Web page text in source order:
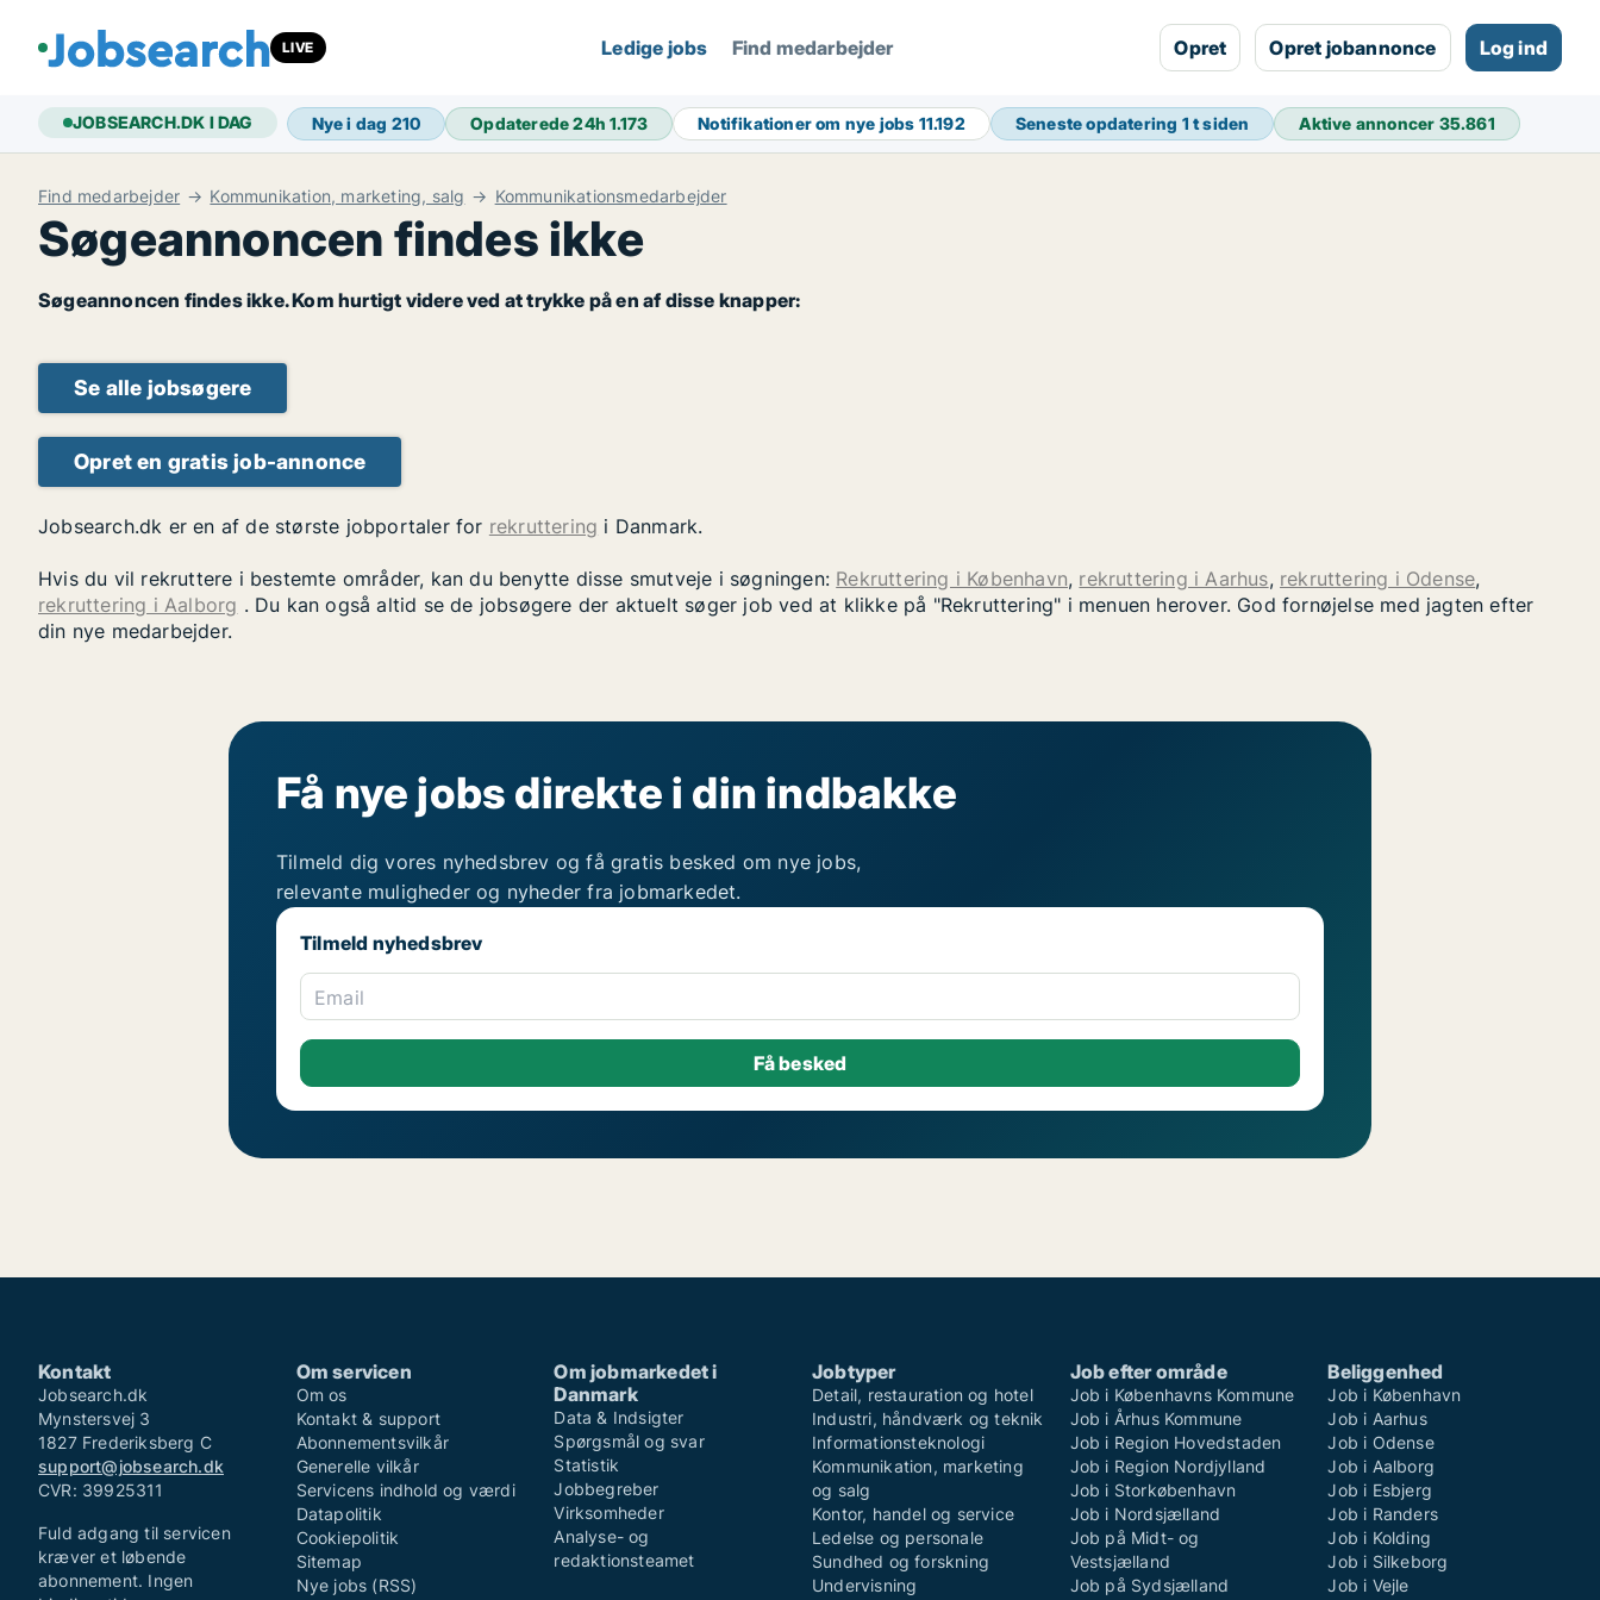
LIVE Ledige jobs Find medarbejder Opret Opret jobannonce Log ind
JOBSEARCH.DK I DAG Nye i dag 210 Opdaterede 24h1.173 Notifikationer om nye jobs 11.192 Seneste opdatering 1 t siden Aktive annoncer 35.861
Find medarbejder Kommunikation, marketing, salg Kommunikationsmedarbejder
Søgeannoncen findes ikke
Søgeannoncen findes ikke. Kom hurtigt videre ved at trykke på en af disse knapper:
Se alle jobsøgere
Opret en gratis job-annonce
Jobsearch.dk er en af de største jobportaler for rekruttering i Danmark.
Hvis du vil rekruttere i bestemte områder, kan du benytte disse smutveje i søgningen: Rekruttering i København, rekruttering i Aarhus, rekruttering i Odense,
rekruttering i Aalborg . Du kan også altid se de jobsøgere der aktuelt søger job ved at klikke på "Rekruttering" i menuen herover. God fornøjelse med jagten efter
din nye medarbejder.
Få nye jobs direkte i din indbakke
Tilmeld dig vores nyhedsbrev og få gratis besked om nye jobs,
relevante muligheder og nyheder fra jobmarkedet.
Tilmeld nyhedsbrev
Email
Kontakt
Jobsearch.dk
Mynstersvej 3
1827 Frederiksberg C
support@jobsearch.dk
CVR: 39925311
Fuld adgang til servicen
kræver et løbende
abonnement. Ingen
Om servicen
Om os
Kontakt & support
Abonnementsvilkår
Generelle vilkår
Servicens indhold og værdi
Datapolitik
Cookiepolitik
Sitemap
Nye jobs (RSS)
Om jobmarkedet i
Danmark
Data & Indsigter
Spørgsmål og svar
Statistik
Jobbegreber
Virksomheder
Analyse- og
redaktionsteamet
Jobtyper
Detail, restauration og hotel
Industri, håndværk og teknik
Informationsteknologi
Kommunikation, marketing
og salg
Kontor, handel og service
Ledelse og personale
Sundhed og forskning
Undervisning
Job efter område
Job i Københavns Kommune
Job i Århus Kommune
Job i Region Hovedstaden
Job i Region Nordjylland
Job i Storkøbenhavn
Job i Nordsjælland
Job på Midt- og
Vestsjælland
Job på Sydsjælland
Beliggenhed
Job i København
Job i Aarhus
Job i Odense
Job i Aalborg
Job i Esbjerg
Job i Randers
Job i Kolding
Job i Silkeborg
Job i Vejle